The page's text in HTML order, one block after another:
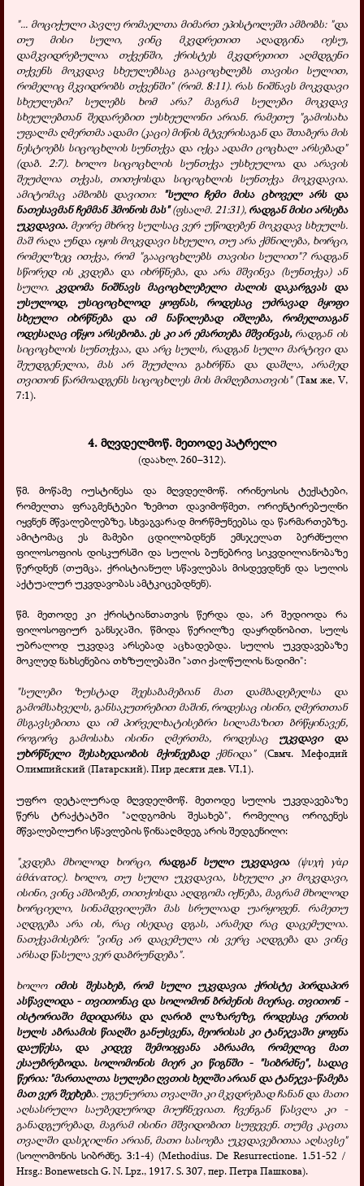
"... მოციქული პავლე რომაელთა მიმართ ეპისტოლეში ამბობს: "და
თუ მისი სული, ვინც მკვდრეთით აღადგინა იესუ,
დამკვიდრებულია თქვენში, ქრისტეს მკვდრეთით აღმდგენი
თქვენს მოკვდავ სხეულებსაც გააცოცხლებს თავისი სულით,
რომელიც მკვიდრობს თქვენში" (რომ. 8:11). რას ნიშნავს მოკვდავი
სხეულები? სულებს ხომ არა? მაგრამ სულები მოკვდავ
სხეულებთან შედარებით უსხეულონი არიან. რამეთუ "გამოსახა
უფალმა ღმერთმა ადამი (კაცი) მიწის მტვერისაგან და შთაბერა მის
ნესტოებს სიცოცხლის სუნთქვა და იქცა ადამი ცოცხალ არსებად"
(დაბ. 2:7). ხოლო სიცოცხლის სუნთქვა უსხეულოა და არავის
შეუძლია თქვას, თითქოსდა სიცოცხლის სუნთქვა მოკვდავია.
ამიტომაც ამბობს დავითი: "სული ჩემი მისა ცხოველ არს და
ნათესავმან ჩემმან ჰმონოს მას"(ფსალმ. 21:31), რადგან მისი არსება
უკვდავია. მეორე მხრივ სულსაც ვერ უწოდებენ მოკვდავ სხეულს.
მაშ რაღა უნდა იყოს მოკვდავი სხეული, თუ არა ქმნილება, ხორცი,
რომელზეც ითქვა, რომ "გააცოცხლებს თავისი სულით"? რადგან
სწორედ ის კვდება და იხრწნება, და არა მშვინვა (სუნთქვა) ან
სული.კვდომა ნიშნავს მაცოცხლებელი ძალის დაკარგვას და
უსულოდ, უსიცოცხლოდ ყოფნას, როდესაც უძრავად მყოფი
სხეული იხრწნება და იმ ნაწილებად იშლება, რომელთაგან
ოდესაღაც იწყო არსებობა. ეს კი არ ემართება მშვინვას, რადგან ის
სიცოცხლის სუნთქვაა, და არც სულს, რადგან სული მარტივი და
შეუდგენელია, მას არ შეუძლია გახრწნა და დაშლა, არამედ
თვითონ წარმოადგენს სიცოცხლეს მის მიმღებთათვის"(Там же, V,
7:1).
4. მღვდელმოწ. მეთოდე პატრელი
(დაახლ. 260–312).
წმ. მოწამე იუსტინესა და მღვდელმოწ. ირინეოსის ტექსტები,
რომელთა ფრაგმენტები ზემოთ დავიმოწმეთ, ორიენტირებულნი
იყვნენ მწვალებლებზე, სხვაგვარად მორწმუნეებსა და წარმართებზე.
ამიტომაც ეს მამები ცდილობდნენ ემსჯელათ ბერძნული
ფილოსოფიის დისკურსში და სულის ბუნებრივ სიკვდილიანობაზე
წერდნენ (თუმცა, ქრისტიანულ სწავლებას მისდევდნენ და სულის
აქტუალურ უკვდავობას ამტკიცებდნენ).
წმ. მეთოდე კი ქრისტიანთათვის წერდა და, არ შედიოდა რა
ფილოსოფიურ განსჯაში, წმიდა წერილზე დაყრდნობით, სულს
უბრალოდ უკვდავ არსებად აცხადებდა. სულის უკვდავებაზე
მოკლედ ნახსენებია თხზულებაში "ათი ქალწულის ნადიმი":
"სულები ზუსტად შეესაბამებიან მათ დამბადებელსა და
გამომსახველს, განსაკუთრებით მაშინ, როდესაც ისინი, ღმერთთან
მსგავსებითა და იმ პირველხატისებრი სილამაზით ბრწყინავენ,
როგორც გამოსახა ისინი ღმერთმა, როდესაც უკვდავი და
უხრწნელი შესახედაობის მქონეებადქმნიდა"(Свмч. Мефодий
Олимпийский (Патарский). Пир десяти дев. VI,1).
უფრო დეტალურად მღვდელმოწ. მეთოდე სულის უკვდავებაზე
წერს ტრაქტატში "აღდგომის შესახებ", რომელიც ორიგენეს
მწვალებლური სწავლების წინააღმდეგ არის შედგენილი:
"კვდება მხოლოდ ხორცი, რადგან სული უკვდავია(ψυχὴ γὰρ
ἀθάνατος). ხოლო, თუ სული უკვდავია, სხეული კი მოკვდავი,
ისინი, ვინც ამბობენ, თითქოსდა აღდგომა იქნება, მაგრამ მხოლოდ
ხორციელი, სინამდვილეში მას სრულიად უარყოფენ. რამეთუ
აღდგება არა ის, რაც ისედაც დგას, არამედ რაც დაცემულია.
ნათქვამისებრ: "ვინც არ დაცემულა ის ვერც აღდგება და ვინც
არსად წასულა ვერ დაბრუნდება".
ხოლო იმის შესახებ, რომ სული უკვდავია ქრისტე პირდაპირ
ასწავლიდა - თვითონაც და სოლომონ ბრძენის მიერაც. თვითონ -
ისტორიაში მდიდარსა და ღარიბ ლაზარეზე, როდესაც ერთის
სულს აბრაამის წიაღში განუსვენა, მეორისას კი ტანჯვაში ყოფნა
დაუწესა, და კიდევ შემოიყვანა აბრაამი, რომელიც მათ
ესაუბრებოდა. სოლომონის მიერ კი წიგნში - "სიბრძნე", სადაც
წერია: "მართალთა სულები ღვთის ხელში არიან და ტანჯვა-წამება
მათ ვერ შეეხება. უგუნურთა თვალში კი მკვდრებად ჩანან და მათი
აღსასრული საუბედუროდ მიუჩნევიათ. ჩვენგან წასვლა კი -
განადგურებად, მაგრამ ისინი მშვიდობით სუფევენ. თუმც კაცთა
თვალში დასჯილნი არიან, მათი სასოება უკვდავებითაა აღსავსე"
(სოლომონის სიბრძნე. 3:1-4) (Methodius. De Resurrectione. 1.51-52 /
Hrsg.: Bonewetsch G. N. Lpz., 1917. S. 307, пер. Петра Пашкова).